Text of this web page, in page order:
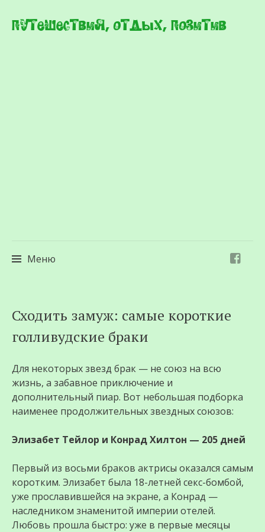
Путешествия, отдых, позитив
Меню
к
содержимому
Сходить замуж: самые короткие
голливудские браки
Для некоторых звезд брак — не союз на всю
жизнь, а забавное приключение и
дополнительный пиар. Вот небольшая подборка
наименее продолжительных звездных союзов:
Элизабет Тейлор и Конрад Хилтон — 205 дней
Первый из восьми браков актрисы оказался самым
коротким. Элизабет была 18-летней секс-бомбой,
уже прославившейся на экране, а Конрад —
наследником знаменитой империи отелей.
Любовь прошла быстро: уже в первые месяцы